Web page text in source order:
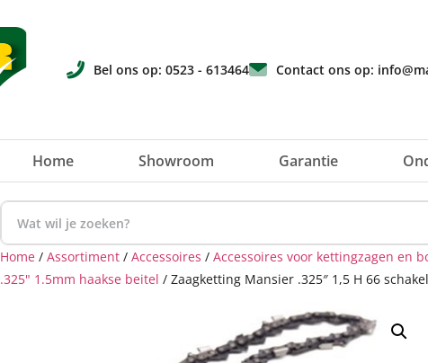
Bel ons op: 0523 - 613464 Contact ons op:
Home Showroom Garantie
Home / Assortiment / Accessoires / Accessoires voor kettingzagen en
.325" 1.5mm haakse beitel / Zaagketting Mansier .325″ 1,5 H 66